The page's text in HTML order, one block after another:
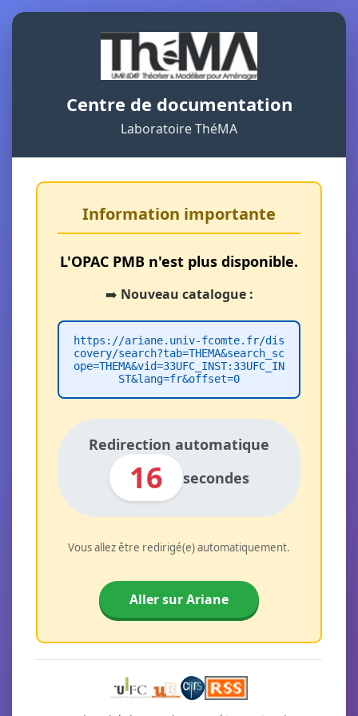
Centre de documentation
Laboratoire ThéMA
Information importante
L'OPAC PMB n'est plus disponible.
➡️ Nouveau catalogue :
https://ariane.univ-fcomte.fr/dis
covery/search?tab=THEMA&search_sc
ope=THEMA&vid=33UFC_INST:33UFC_IN
ST&lang=fr&offset=0
Redirection automatique
16 secondes
Vous allez être redirigé(e) automatiquement.
Aller sur Ariane